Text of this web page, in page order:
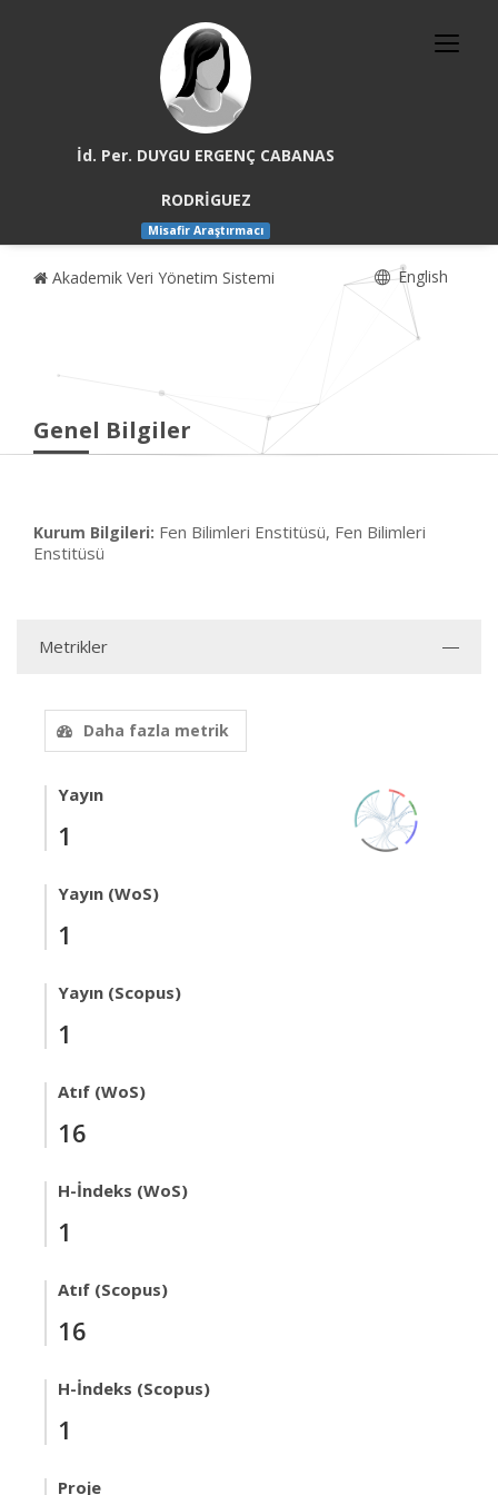
İd. Per. DUYGU ERGENÇ CABANAS
RODRİGUEZ
Misafir Araştırmacı
Akademik Veri Yönetim Sistemi English
Genel Bilgiler
Kurum Bilgileri: Fen Bilimleri Enstitüsü, Fen Bilimleri
Enstitüsü
Metrikler
Daha fazla metrik
Yayın
1
Yayın (WoS)
1
Yayın (Scopus)
1
Atıf (WoS)
16
H-İndeks (WoS)
1
Atıf (Scopus)
16
H-İndeks (Scopus)
1
Proje